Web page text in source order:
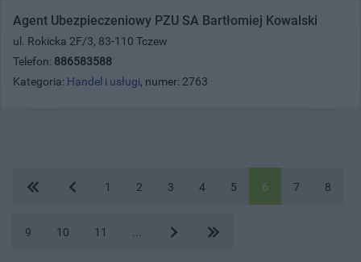
Agent Ubezpieczeniowy PZU SA Bartłomiej Kowalski
ul. Rokicka 2F/3, 83-110 Tczew
Telefon: 886583588
Kategoria: Handel i usługi, numer: 2763
1 2 3 4 5 6 7 8
9 10 11